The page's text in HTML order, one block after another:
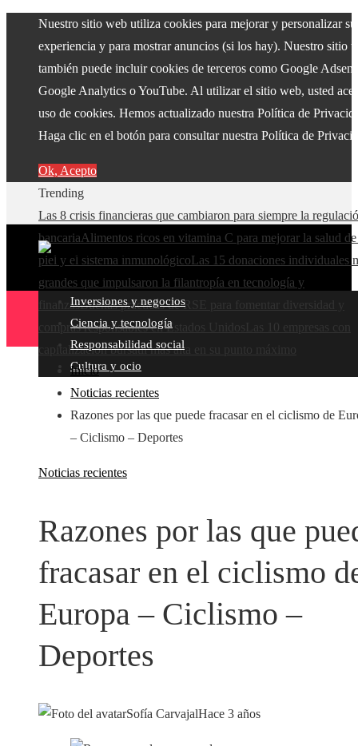
Nuestro sitio web utiliza cookies para mejorar y personalizar su
experiencia y para mostrar anuncios (si los hay). Nuestro sitio
también puede incluir cookies de terceros como Google
Google Analytics o YouTube. Al utilizar el sitio web, usted
uso de cookies. Hemos actualizado nuestra Política de
Haga clic en el botón para consultar nuestra Política de
Ok, Acepto
Trending
Las 8 crisis financieras que cambiaron para siempre la
bancariaAlimentos ricos en vitamina C para mejorar la salud
piel y el sistema inmunológicoLas 15 donaciones individuales
grandes que impulsaron la filantropía en tecnología y
finanzasBuenas prácticas de RSE para fomentar diversidad y
compras responsables en Estados Unidos
capitalización bursátil más alta en su punto máximo
Inversiones y negocios
Ciencia y tecnología
Responsabilidad social
Cultura y ocio
Inicio
Noticias recientes
Razones por las que puede fracasar en el ciclismo de
– Ciclismo – Deportes
Noticias recientes
Razones por las que
fracasar en el ciclismo
Europa – Ciclismo –
Deportes
Sofía CarvajalHace 3 años